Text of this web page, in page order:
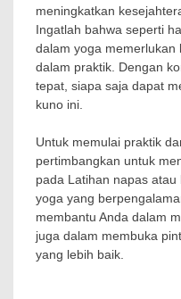
meningkatkan
Ingatlah bahwa seperti
dalam yoga memerlukan
dalam praktik. Dengan
tepat, siapa saja dapat
kuno ini.
Untuk memulai praktik
pertimbangkan untuk
pada Latihan napas
yoga yang
membantu Anda dalam
juga dalam membuka
yang lebih baik.